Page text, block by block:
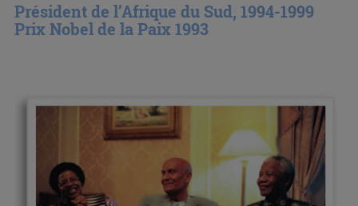
Président de l’Afrique du Sud, 1994-1999
Prix Nobel de la Paix 1993